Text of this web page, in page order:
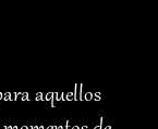
aquellos